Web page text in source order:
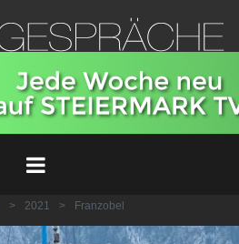
> 2021 > Franzobel